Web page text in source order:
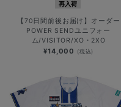
再入荷
【70日間前後お届け】オーダー
POWER SENDユニフォー
ム/VISITOR/XO・2XO
¥14,000 (税込)